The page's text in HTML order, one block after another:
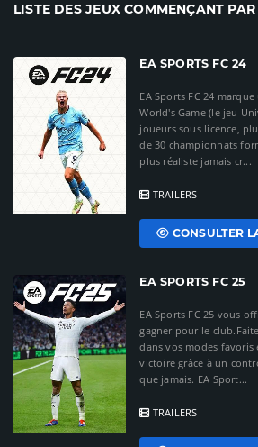
LISTE DES JEUX COMMENÇANT
EA SPORTS FC 24
EA Sports FC 24
World's Game (le jeu
joueurs sous licence,
de 30 championnats
plus réaliste jamais cr...
TRAILERS
CONSULTER
EA SPORTS FC 25
EA Sports FC 25 vous
gagner pour le
dans vos modes
victoire grâce à un
que jamais. EA Sport...
TRAILERS